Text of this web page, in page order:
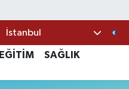
İstanbul
EĞİTİM
SAĞLIK